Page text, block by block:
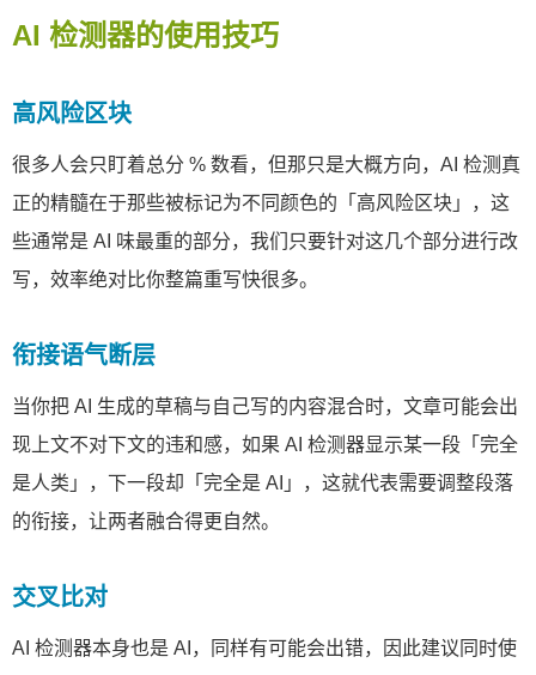
AI 检测器的使用技巧
高风险区块
很多人会只盯着总分 % 数看，但那只是大概方向，AI 检测真
正的精髓在于那些被标记为不同颜色的「高风险区块」，这
些通常是 AI 味最重的部分，我们只要针对这几个部分进行改
写，效率绝对比你整篇重写快很多。
衔接语气断层
当你把 AI 生成的草稿与自己写的内容混合时，文章可能会出
现上文不对下文的违和感，如果 AI 检测器显示某一段「完全
是人类」，下一段却「完全是 AI」，这就代表需要调整段落
的衔接，让两者融合得更自然。
交叉比对
AI 检测器本身也是 AI，同样有可能会出错，因此建议同时使